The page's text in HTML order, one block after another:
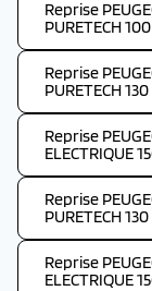
Reprise
PURETECH
Reprise
PURETECH
Reprise
ELECTRIQUE
Reprise
PURETECH
Reprise
ELECTRIQUE